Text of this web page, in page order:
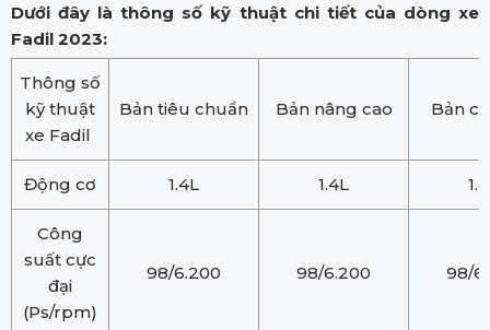
Dưới đây là thông số kỹ thuật chi tiết của dòng xe
Fadil 2023:
Thông số
kỹ thuật
xe Fadil
Bản tiêu chuẩn Bản nâng cao Bản
Động cơ 1.4L 1.4L
Công
suất cực
đại
(Ps/rpm)
98/6.200 98/6.200 98/